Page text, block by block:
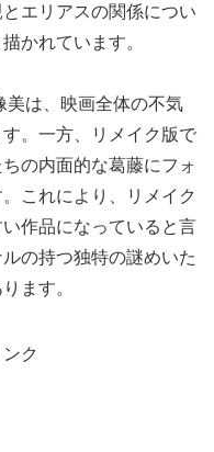
エリアスの関係につい
かれています。
美は、映画全体の不気
。一方、リメイク版で
の内面的な葛藤にフォ
これにより、リメイク
作品になっていると言
の持つ独特の謎めいた
ます。
ク